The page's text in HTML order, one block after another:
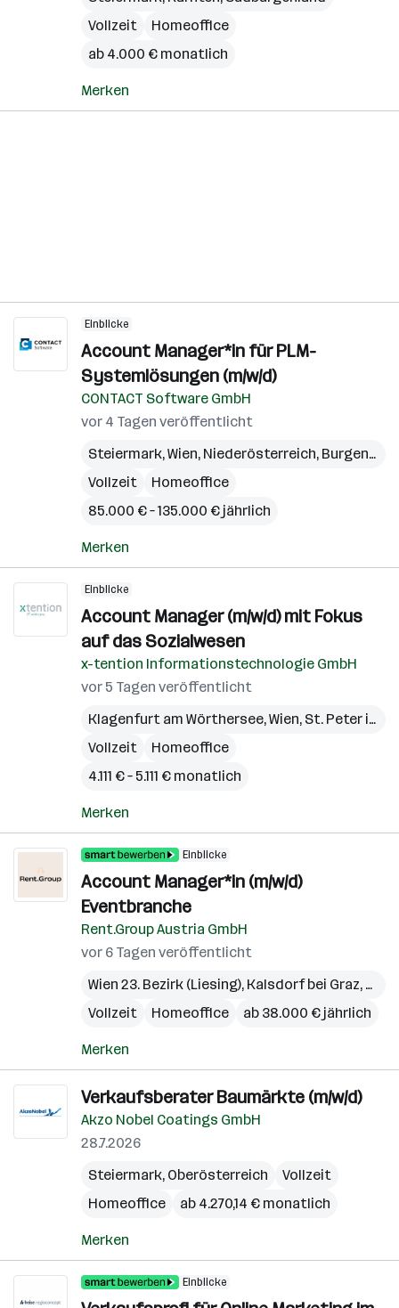
Vollzeit
Homeoffice
ab 4.000 € monatlich
Merken
Einblicke
Account Manager*in für PLM-
Systemlösungen (m/w/d)
CONTACT Software GmbH
vor 4 Tagen veröffentlicht
Steiermark,Wien, Niederösterreich, Burgenland
Vollzeit
Homeoffice
85.000 € – 135.000 € jährlich
Merken
Einblicke
Account Manager (m/w/d) mit Fokus
auf das Sozialwesen
x-tention Informationstechnologie GmbH
vor 5 Tagen veröffentlicht
Klagenfurt am Wörthersee,Wien, St. Peter in der Au
Vollzeit
Homeoffice
4.111 € – 5.111 € monatlich
Merken
Einblicke
Account Manager*in (m/w/d)
Eventbranche
Rent.Group Austria GmbH
vor 6 Tagen veröffentlicht
Wien 23. Bezirk (Liesing), Kalsdorf bei Graz,
Vollzeit
Homeoffice ab 38.000 € jährlich
Merken
Verkaufsberater Baumärkte (m/w/d)
Akzo Nobel Coatings GmbH
28.7.2026
Steiermark, Oberösterreich
Vollzeit
Homeoffice
ab 4.270,14 € monatlich
Merken
Einblicke